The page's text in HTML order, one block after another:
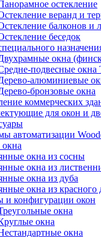
остекление
веранд и
балконов и
беседок
окна
подвесные окна
алюминиевые
бронзовые окна
коммерческих
для окон и
автоматизации
окна из сосны
окна из
окна из дуба
окна из красного
конфигурации окон
окна
окна
окна